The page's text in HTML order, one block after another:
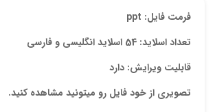
فرمت فایل: ppt
تعداد اسلاید: 54 اسلاید انگلیسی و فارسی
قابلیت ویرایش: دارد
تصویری از خود فایل رو میتونید مشاهده کنید.